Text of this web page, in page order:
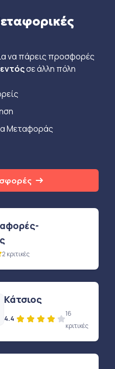
να πάρεις προσφορές
σε άλλη πόλη
Μεταφοράς
2 κριτικές
Κάτσιος
4.4
16
κριτικές